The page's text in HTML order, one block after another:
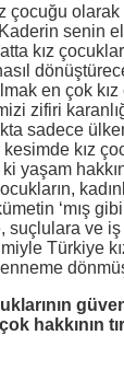
çocuğu
senin
kız
en çok kız
zifiri
sadece
kız
yaşam
‘mış
suçlulara ve
Türkiye
hakkının